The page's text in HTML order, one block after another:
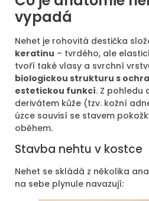
vypadá
Nehet je rohovitá destička
keratinu – tvrdého, ale
tvoří také vlasy a svrchní
biologickou strukturu s
estetickou funkcí. Z pohledu
derivátem kůže (tzv. kožní
úzce souvisí se stavem
oběhem.
Stavba nehtu v kostce
Nehet se skládá z několika
na sebe plynule navazují: